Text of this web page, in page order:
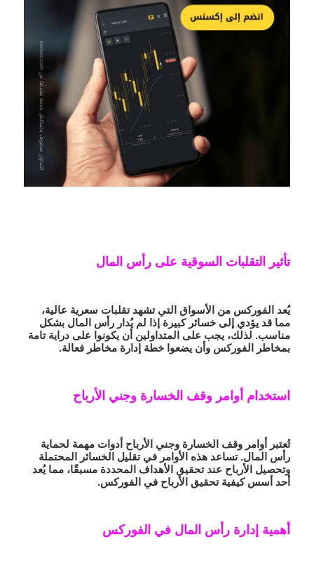
تأثير التقلبات السوقية على رأس المال
يُعد الفوركس من الأسواق التي تشهد تقلبات سعرية عالية،
مما قد يؤدي إلى خسائر كبيرة إذا لم يُدار رأس المال بشكل
مناسب. لذلك، يجب على المتداولين أن يكونوا على دراية تامة
بمخاطر الفوركس وأن يضعوا خطة إدارة مخاطر فعالة.
استخدام أوامر وقف الخسارة وجني الأرباح
تُعتبر أوامر وقف الخسارة وجني الأرباح أدوات مهمة لحماية
رأس المال. تساعد هذه الأوامر في تقليل الخسائر المحتملة
وتحصيل الأرباح عند تحقيق الأهداف المحددة مسبقًا، مما يُعد
أحد أسسكيفية تحقيق الأرباح في الفوركس.
أهمية إدارة رأس المال في الفوركس